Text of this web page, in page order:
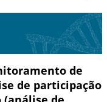
de
de participação